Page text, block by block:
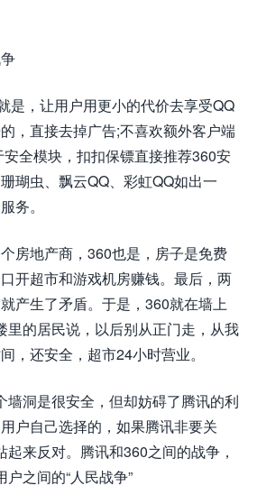
是，让用户用更小的代价去享受QQ
，直接去掉广告;不喜欢额外客户端
全模块，扣扣保镖直接推荐360安
瑚虫、飘云QQ、彩虹QQ如出一
务。
房地产商，360也是，房子是免费
开超市和游戏机房赚钱。最后，两
产生了矛盾。于是，360就在墙上
里的居民说，以后别从正门走，从我
，还安全，超市24小时营业。
墙洞是很安全，但却妨碍了腾讯的利
户自己选择的，如果腾讯非要关
来反对。腾讯和360之间的战争，
之间的“人民战争”